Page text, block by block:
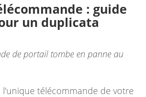
: guide
un duplicata
de portail tombe en panne au
l'unique télécommande de votre